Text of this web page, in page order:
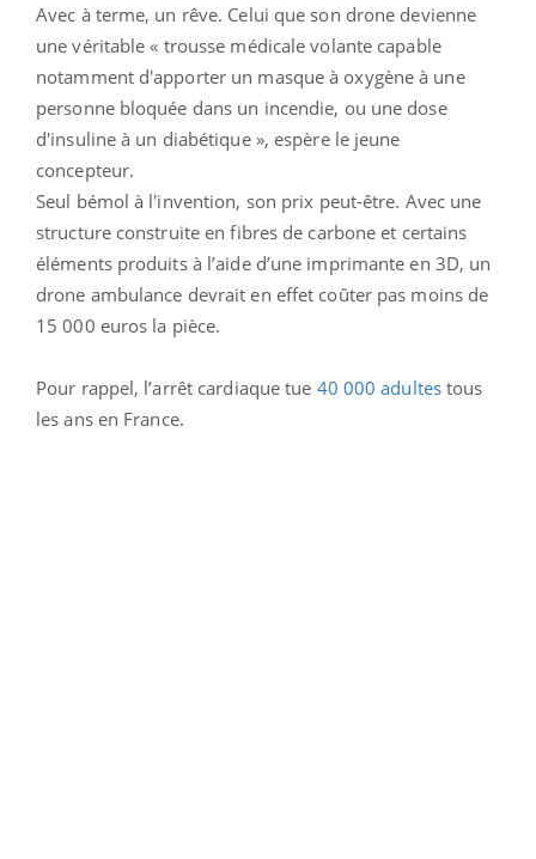
Avec à terme, un rêve. Celui que son drone devienne
une véritable « trousse médicale volante capable
notamment d'apporter un masque à oxygène à une
personne bloquée dans un incendie, ou une dose
d'insuline à un diabétique », espère le jeune
concepteur.
Seul bémol à l'invention, son prix peut-être. Avec une
structure construite en fibres de carbone et certains
éléments produits à l’aide d’une imprimante en 3D, un
drone ambulance devrait en effet coûter pas moins de
15 000 euros la pièce.
Pour rappel, l’arrêt cardiaque tue 40 000 adultestous
les ans en France.